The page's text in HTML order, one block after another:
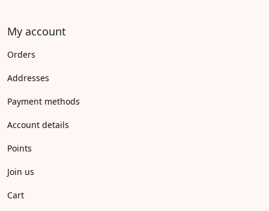
My account
Orders
Addresses
Payment methods
Account details
Points
Join us
Cart